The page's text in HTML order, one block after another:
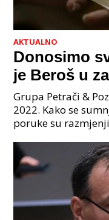
AKTUALNO
Donosimo
je Beroš u
godinama.
sljedeći
Grupa Petrači &
2022. Kako se
poruke su